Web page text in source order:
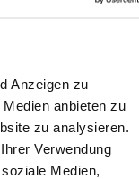
Anzeigen zu
anbieten zu
zu analysieren.
Verwendung
Medien,
Pferd
und ein